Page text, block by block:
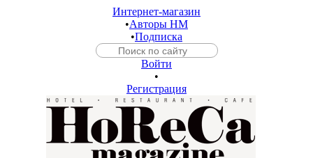
Интернет-магазин
•Авторы HM
•Подписка
Войти
•
Регистрация